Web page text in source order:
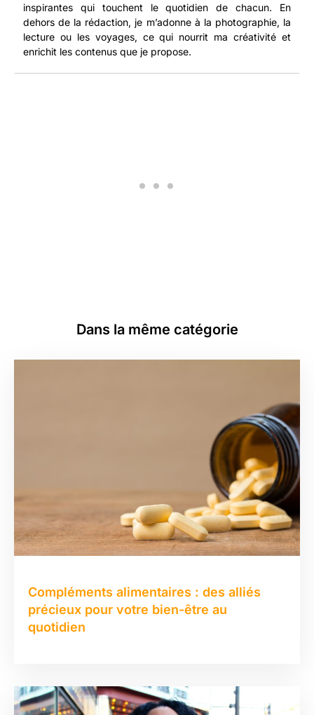
inspirantes qui touchent le quotidien de chacun. En
dehors de la rédaction, je m’adonne à la photographie, la
lecture ou les voyages, ce qui nourrit ma créativité et
enrichit les contenus que je propose.
Dans la même catégorie
Compléments alimentaires : des alliés
précieux pour votre bien-être au
quotidien